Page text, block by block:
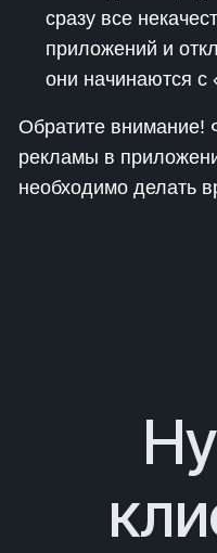
сразу все
приложений и
они начинаются с
Обратите внимание!
рекламы в
необходимо делать